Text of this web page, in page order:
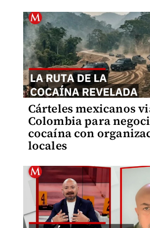
Cárteles mexicanos
Colombia para
cocaína con
locales